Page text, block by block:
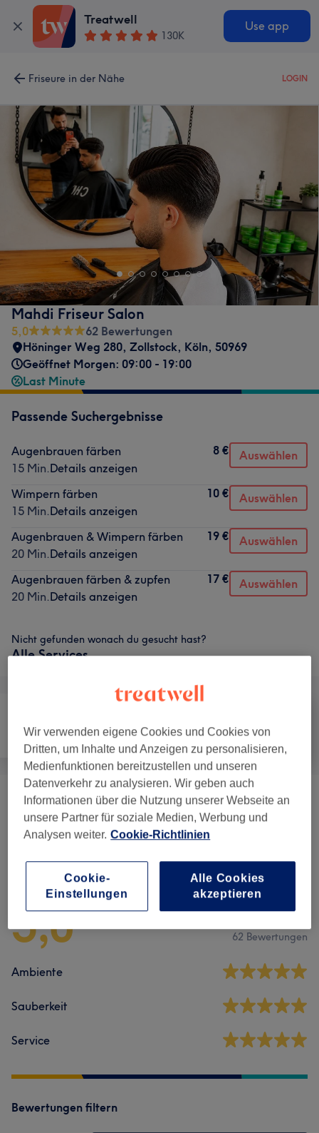
Treatwell
130K
Use app
Friseure in der Nähe LOGIN
Mahdi Friseur Salon
5,0
62 Bewertungen
Höninger Weg 280, Zollstock, Köln, 50969
Geöffnet Morgen: 09:00 - 19:00
Last Minute
Passende Suchergebnisse
Augenbrauen färben
15 Min.Details anzeigen
8 € Auswählen
Wimpern färben
15 Min.Details anzeigen
10 € Auswählen
Augenbrauen & Wimpern färben
20 Min.Details anzeigen
19 € Auswählen
Augenbrauen färben & zupfen
20 Min.Details anzeigen
17 € Auswählen
Nicht gefunden wonach du gesucht hast?
Alle Services
Friseur Haarentfernung Gesicht
Augenbrauen & Wimpernbehandlungen (5) ab 8 €
Salonbewertungen
5,0 62 Bewertungen
Ambiente
Sauberkeit
Service
Bewertungen filtern
Wir verwenden eigene Cookies und Cookies von
Dritten, um Inhalte und Anzeigen zu personalisieren,
Medienfunktionen bereitzustellen und unseren
Datenverkehr zu analysieren. Wir geben auch
Informationen über die Nutzung unserer Webseite an
unsere Partner für soziale Medien, Werbung und
Analysen weiter. Cookie-Richtlinien
Cookie-
Einstellungen
Alle Cookies
akzeptieren